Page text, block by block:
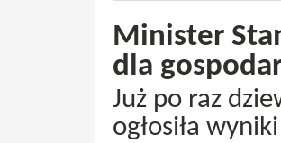
Minister
dla
Już po raz
ogłosiła